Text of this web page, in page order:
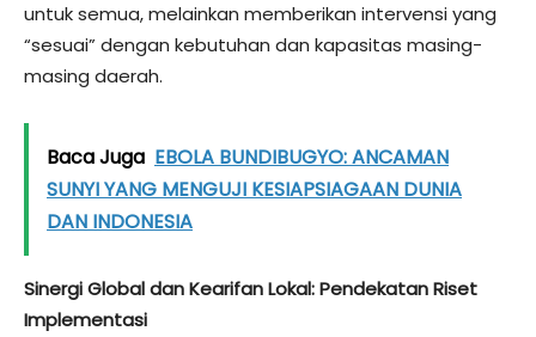
untuk semua, melainkan memberikan intervensi yang
“sesuai” dengan kebutuhan dan kapasitas masing-
masing daerah.
Baca Juga EBOLA BUNDIBUGYO: ANCAMAN
SUNYI YANG MENGUJI KESIAPSIAGAAN DUNIA
DAN INDONESIA
Sinergi Global dan Kearifan Lokal: Pendekatan Riset
Implementasi